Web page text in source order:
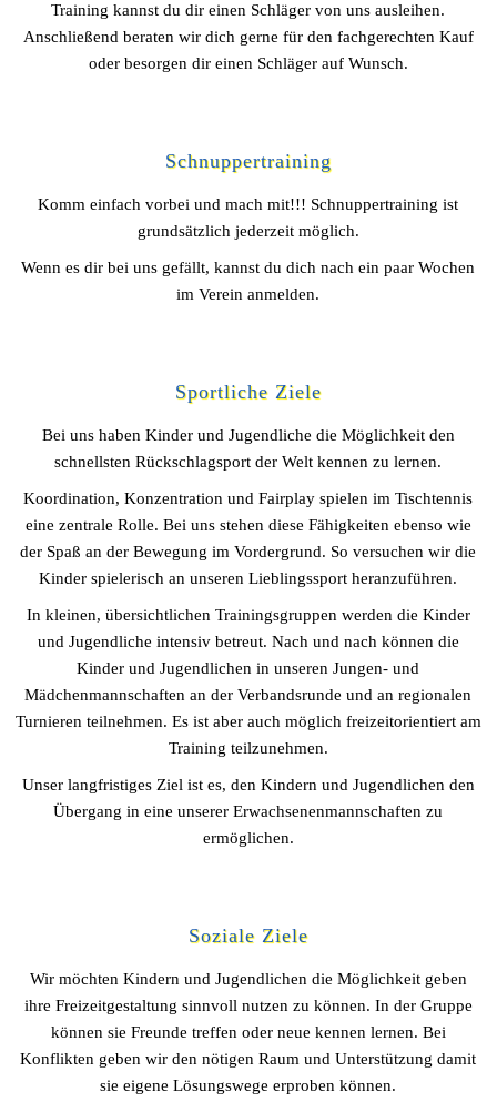
Training kannst du dir einen Schläger von uns ausleihen.
Anschließend beraten wir dich gerne für den fachgerechten Kauf
oder besorgen dir einen Schläger auf Wunsch.
Schnuppertraining
Komm einfach vorbei und mach mit!!! Schnuppertraining ist
grundsätzlich jederzeit möglich.
Wenn es dir bei uns gefällt, kannst du dich nach ein paar Wochen
im Verein anmelden.
Sportliche Ziele
Bei uns haben Kinder und Jugendliche die Möglichkeit den
schnellsten Rückschlagsport der Welt kennen zu lernen.
Koordination, Konzentration und Fairplay spielen im Tischtennis
eine zentrale Rolle. Bei uns stehen diese Fähigkeiten ebenso wie
der Spaß an der Bewegung im Vordergrund. So versuchen wir die
Kinder spielerisch an unseren Lieblingssport heranzuführen.
In kleinen, übersichtlichen Trainingsgruppen werden die Kinder
und Jugendliche intensiv betreut. Nach und nach können die
Kinder und Jugendlichen in unseren Jungen- und
Mädchenmannschaften an der Verbandsrunde und an regionalen
Turnieren teilnehmen. Es ist aber auch möglich freizeitorientiert am
Training teilzunehmen.
Unser langfristiges Ziel ist es, den Kindern und Jugendlichen den
Übergang in eine unserer Erwachsenenmannschaften zu
ermöglichen.
Soziale Ziele
Wir möchten Kindern und Jugendlichen die Möglichkeit geben
ihre Freizeitgestaltung sinnvoll nutzen zu können. In der Gruppe
können sie Freunde treffen oder neue kennen lernen. Bei
Konflikten geben wir den nötigen Raum und Unterstützung damit
sie eigene Lösungswege erproben können.